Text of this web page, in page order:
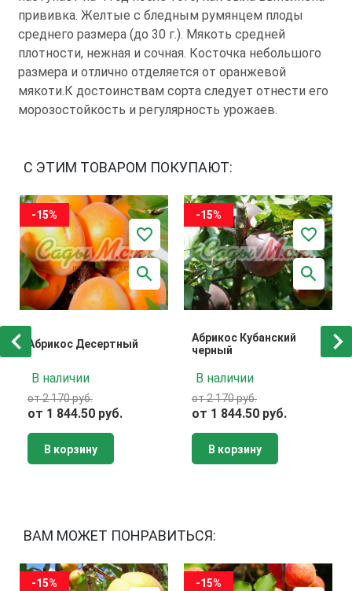
прививка. Желтые с бледным румянцем плоды
среднего размера (до 30 г.). Мякоть средней
плотности, нежная и сочная. Косточка небольшого
размера и отлично отделяется от оранжевой
мякоти.К достоинствам сорта следует отнести его
морозостойкость и регулярность урожаев.
С ЭТИМ ТОВАРОМ ПОКУПАЮТ:
-15%
Абрикос Десертный
В наличии
от 2 170 руб.
от 1 844.50 руб.
В корзину
-15%
Абрикос Кубанский
черный
В наличии
от 2 170 руб.
от 1 844.50 руб.
В корзину
ВАМ МОЖЕТ ПОНРАВИТЬСЯ:
-15% -15%